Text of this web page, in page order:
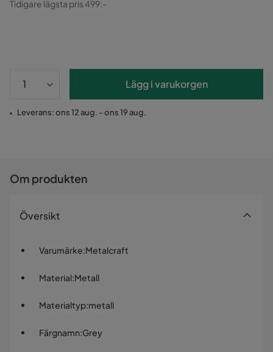
Tidigare lägsta pris 499:-
Lägg i varukorgen
Leverans: ons 12 aug. - ons 19 aug.
Om produkten
Översikt
Varumärke:Metalcraft
Material:Metall
Materialtyp:metall
Färgnamn:Grey